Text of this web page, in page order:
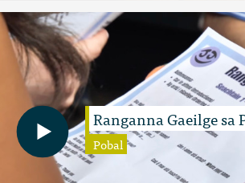
Ranganna Gaeilge sa
Pobal